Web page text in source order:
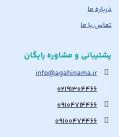
درباره ما
تماس با ما
پشتیبانی و مشاوره رایگان
info@agahinama.ir
۰۲۱۹۱۳۰۴۴۶۶
۰۹۱۰۴۷۱۴۴۶۶
۰۹۱۰۰۴۷۴۴۶۶